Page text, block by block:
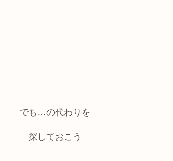
でも…の代わりを
探しておこう